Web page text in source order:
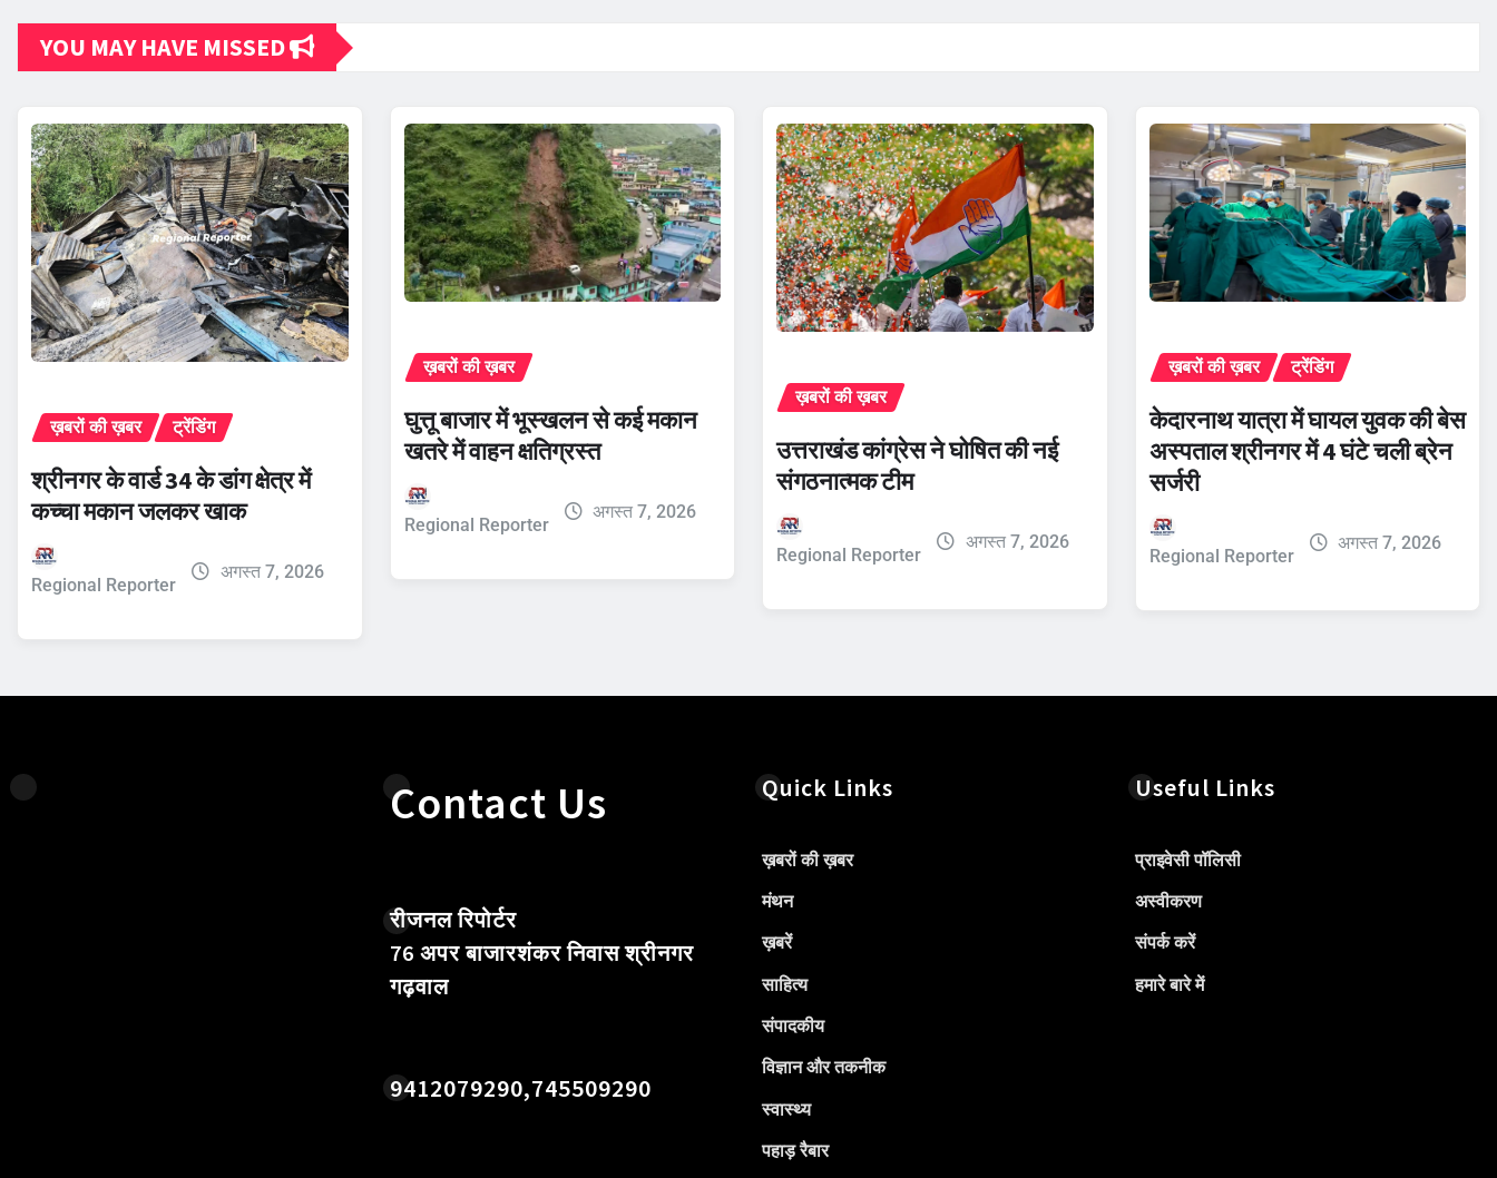
YOU MAY HAVE MISSED
ख़बरों की ख़बर ट्रेंडिंग
श्रीनगर के वार्ड 34 के डांग क्षेत्र में
कच्चा मकान जलकर खाक
Regional Reporter
अगस्त 7, 2026
ख़बरों की ख़बर
घुत्तू बाजार में भूस्खलन से कई मकान
खतरे में वाहन क्षतिग्रस्त
Regional Reporter
अगस्त 7, 2026
ख़बरों की ख़बर
उत्तराखंड कांग्रेस ने घोषित की नई
संगठनात्मक टीम
Regional Reporter
अगस्त 7, 2026
ख़बरों की ख़बर ट्रेंडिंग
केदारनाथ यात्रा में घायल युवक की बेस
अस्पताल श्रीनगर में 4 घंटे चली ब्रेन
सर्जरी
Regional Reporter
अगस्त 7, 2026
Contact Us
रीजनल रिपोर्टर
76 अपर बाजारशंकर निवास श्रीनगर
गढ़वाल
9412079290,745509290
Quick Links
ख़बरों की ख़बर
मंथन
ख़बरें
साहित्य
संपादकीय
विज्ञान और तकनीक
स्वास्थ्य
पहाड़ रैबार
Useful Links
प्राइवेसी पॉलिसी
अस्वीकरण
संपर्क करें
हमारे बारे में